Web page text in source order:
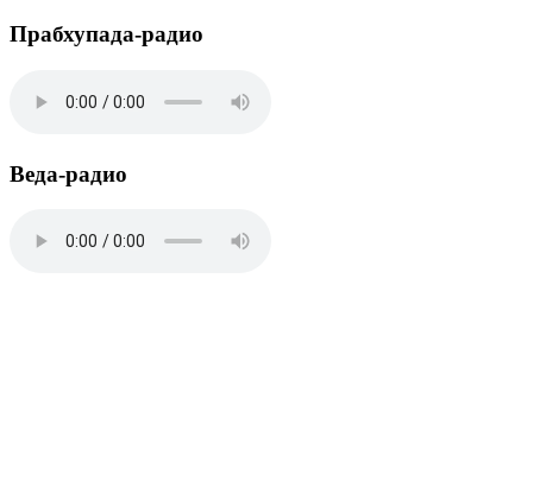
Прабхупада-радио
Веда-радио